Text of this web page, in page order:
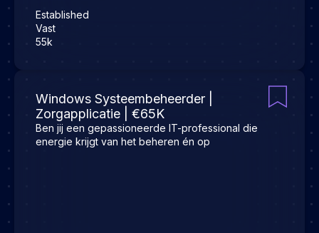
Established
Vast
55k
Windows Systeembeheerder |
Zorgapplicatie | €65K
Ben jij een gepassioneerde IT-professional die
energie krijgt van het beheren én op